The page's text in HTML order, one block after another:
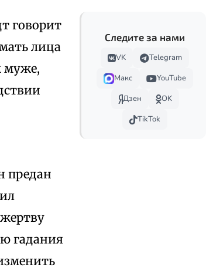
говорит
лица
муже,
предан
гадания
Следите за нами
VK
Telegram
Макс
YouTube
Дзен
OK
TikTok